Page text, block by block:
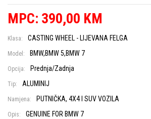
MPC: 390,00 KM
Klasa: CASTING WHEEL - LIJEVANA FELGA
Model: BMW,BMW 5,BMW 7
Opcija: Prednja/Zadnja
Tip: ALUMINIJ
Namjena: PUTNIČKA, 4X4 I SUV VOZILA
Opis: GENUINE FOR BMW 7